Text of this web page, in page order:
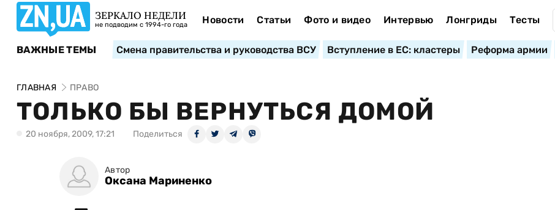
ЗЕРКАЛО НЕДЕЛИ
не подводим с 1994-го года Новости Статьи Фото и видео Интервью Лонгриды Тесты
ВАЖНЫЕ ТЕМЫ Смена правительства и руководства ВСУ Вступление в ЕС: кластеры Реформа армии
ГЛАВНАЯ ПРАВО
ТОЛЬКО БЫ ВЕРНУТЬСЯ ДОМОЙ
20 ноября, 2009, 17:21 Поделиться
Автор
Оксана Мариненко